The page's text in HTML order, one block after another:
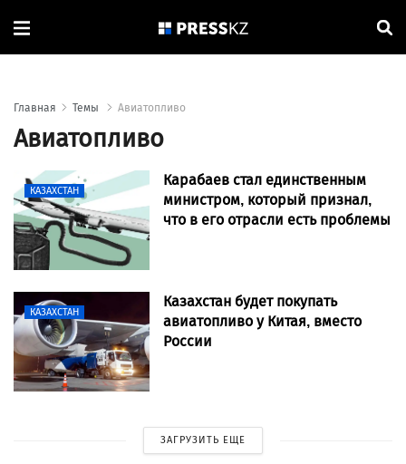
Главная Темы Авиатопливо
Авиатопливо
КАЗАХСТАН
Карабаев стал единственным
министром, который признал,
что в его отрасли есть проблемы
КАЗАХСТАН
Казахстан будет покупать
авиатопливо у Китая, вместо
России
ЗАГРУЗИТЬ ЕЩЕ